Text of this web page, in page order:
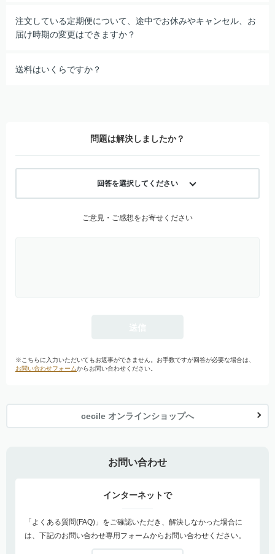
注文している定期便について、途中でお休みやキャンセル、お
届け時期の変更はできますか？
送料はいくらですか？
問題は解決しましたか？
回答を選択してください
ご意見・ご感想をお寄せください
※こちらに入力いただいてもお返事ができません。お手数ですが回答が必要な場合は、
お問い合わせフォームからお問い合わせください。
cecile オンラインショップへ
お問い合わせ
インターネットで
「よくある質問(FAQ)」をご確認いただき、解決しなかった場合に
は、下記のお問い合わせ専用フォームからお問い合わせください。